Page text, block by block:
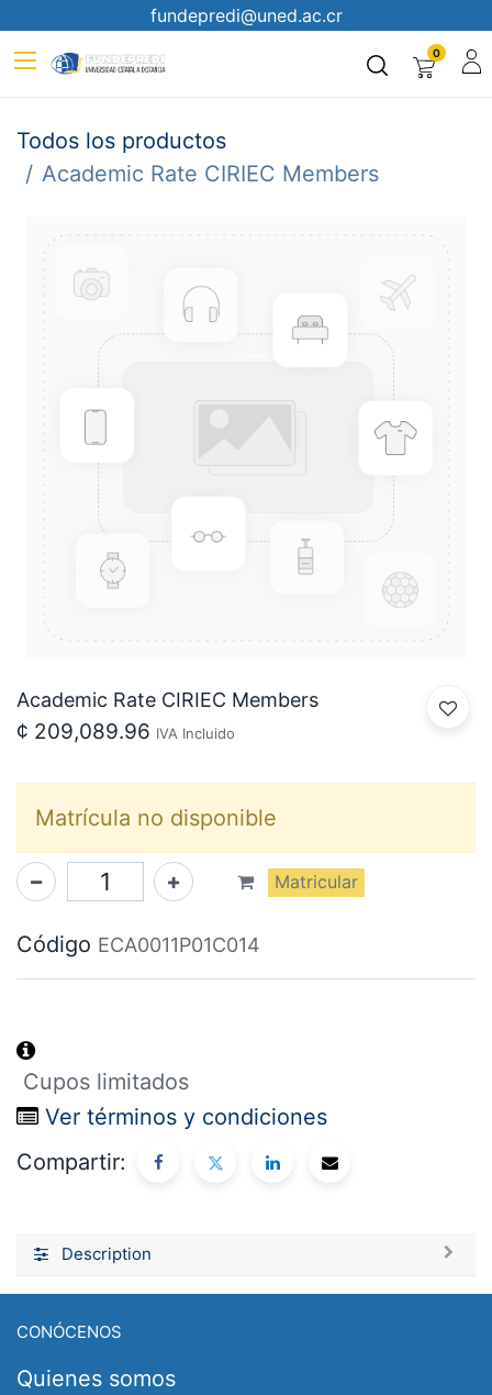
fundepredi@uned.ac.cr
0
Todos los productos
Academic Rate CIRIEC Members
Academic Rate CIRIEC Members
¢ 209,089.96 IVA Incluido
Matrícula no disponible
Matricular
Código ECA0011P01C014
Cupos limitados
Ver términos y condiciones
Compartir:
Description
CONÓCENOS
Quienes somos